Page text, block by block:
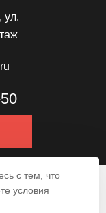
ул.
с тем, что
условия